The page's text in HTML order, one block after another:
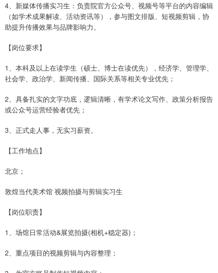
4、新媒体传播实习生：负责院官方公众号、视频号等平台的内容编辑
（如学术成果解读、活动资讯等），参与图文排版、短视频剪辑，协
助提升传播效果与品牌影响力。
【岗位要求】
1、本科及以上在读学生（硕士、博士在读优先），经济学、管理学、
社会学、政治学、新闻传播、国际关系等相关专业优先；
2、具备扎实的文字功底，逻辑清晰，有学术论文写作、政策分析报告
或公众号运营经验者优先；
3、正式走人事，无实习薪资。
【工作地点】
北京；
敦煌当代美术馆 视频拍摄与剪辑实习生
【岗位职责】
1、场馆日常活动&展览拍摄(相机+稳定器)；
2、重点项目的视频剪辑与内容整理；